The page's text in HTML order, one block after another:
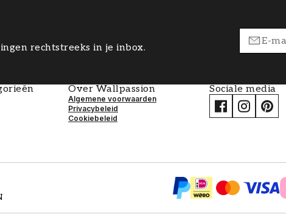
rechtstreeks in je inbox.
Over Wallpassion
Algemene voorwaarden
Privacybeleid
Cookiebeleid
Sociale media